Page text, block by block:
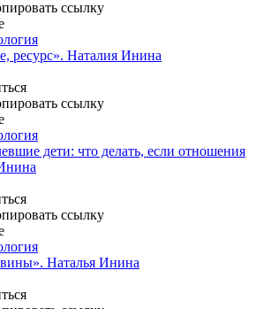
ресурс». Наталия Инина
дети: что делать, если отношения
Наталья Инина